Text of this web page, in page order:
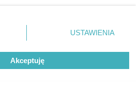
się w lewym dolnym rogu strony
przetwarzania danych nie wymagają
masz prawo sprzeciwić się
Preferencje będą miały
tej witrynie.
USTAWIENIA
Akceptuję